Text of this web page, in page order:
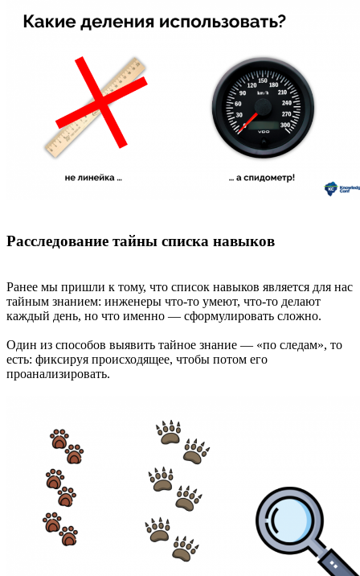
Расследование тайны списка навыков
Ранее мы пришли к тому, что список навыков является для нас
тайным знанием: инженеры что-то умеют, что-то делают
каждый день, но что именно — сформулировать сложно.
Один из способов выявить тайное знание — «по следам», то
есть: фиксируя происходящее, чтобы потом его
проанализировать.